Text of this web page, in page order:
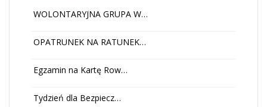
WOLONTARYJNA GRUPA W…
OPATRUNEK NA RATUNEK…
Egzamin na Kartę Row…
Tydzień dla Bezpiecz…